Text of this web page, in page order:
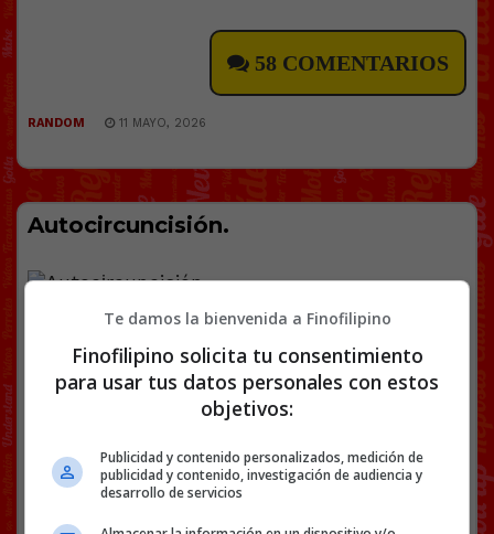
58 COMENTARIOS
RANDOM 11 MAYO, 2026
Autocіrcuncisión.
[Ver vídeo en X]
También se operó la miopía con Glassik…
Ver vídeo en X
Facebook
Twitter
WhatsApp
Gmail
Copy
Te damos la bienvenida a Finofilipino
Finofilipino solicita tu consentimiento
para usar tus datos personales con estos
objetivos:
Publicidad y contenido personalizados, medición de
publicidad y contenido, investigación de audiencia y
desarrollo de servicios